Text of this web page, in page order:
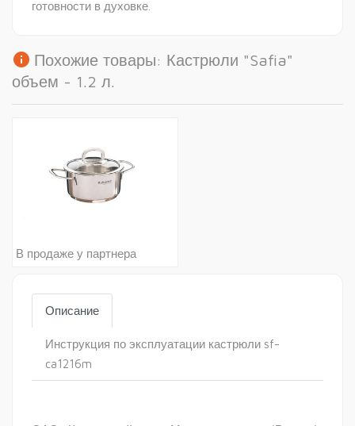
готовности в духовке.
info Похожие товары: Кастрюли "Safia"
объем - 1.2 л.
В продаже у партнера
Описание
Инструкция по эксплуатации кастрюли sf-
ca1216m